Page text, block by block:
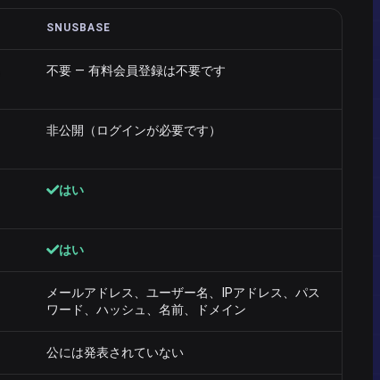
SNUSBASE
不要 — 有料会員登録は不要です
非公開（ログインが必要です）
はい
はい
メールアドレス、ユーザー名、IPアドレス、パス
ワード、ハッシュ、名前、ドメイン
公には発表されていない